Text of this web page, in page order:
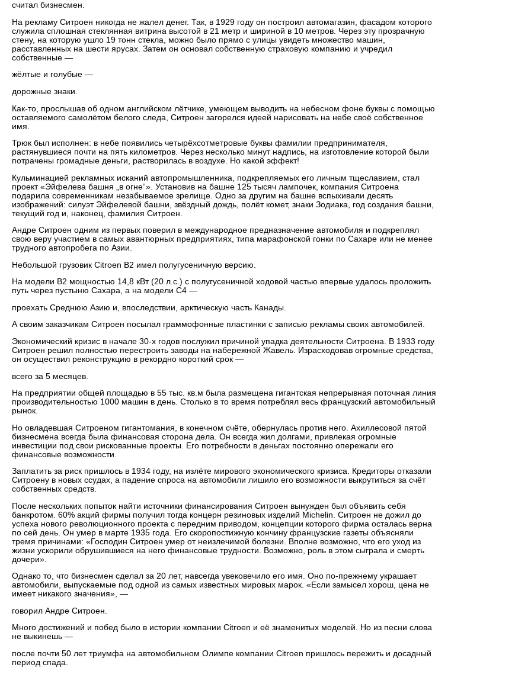
считал бизнесмен.
На рекламу Ситроен никогда не жалел денег. Так, в 1929 году он построил автомагазин, фасадом которого
служила сплошная стеклянная витрина высотой в 21 метр и шириной в 10 метров. Через эту прозрачную
стену, на которую ушло 19 тонн стекла, можно было прямо с улицы увидеть множество машин,
расставленных на шести ярусах. Затем он основал собственную страховую компанию и учредил
собственные —
жёлтые и голубые —
дорожные знаки.
Как-то, прослышав об одном английском лётчике, умеющем выводить на небесном фоне буквы с помощью
оставляемого самолётом белого следа, Ситроен загорелся идеей нарисовать на небе своё собственное
имя.
Трюк был исполнен: в небе появились четырёхсотметровые буквы фамилии предпринимателя,
растянувшиеся почти на пять километров. Через несколько минут надпись, на изготовление которой были
потрачены громадные деньги, растворилась в воздухе. Но какой эффект!
Кульминацией рекламных исканий автопромышленника, подкрепляемых его личным тщеславием, стал
проект «Эйфелева башня „в огне“». Установив на башне 125 тысяч лампочек, компания Ситроена
подарила современникам незабываемое зрелище. Одно за другим на башне вспыхивали десять
изображений: силуэт Эйфелевой башни, звёздный дождь, полёт комет, знаки Зодиака, год создания башни,
текущий год и, наконец, фамилия Ситроен.
Андре Ситроен одним из первых поверил в международное предназначение автомобиля и подкреплял
свою веру участием в самых авантюрных предприятиях, типа марафонской гонки по Сахаре или не менее
трудного автопробега по Азии.
Небольшой грузовик Citroen B2 имел полугусеничную версию.
На модели В2 мощностью 14,8 кВт (20 л.с.) с полугусеничной ходовой частью впервые удалось проложить
путь через пустыню Сахара, а на модели С4 —
проехать Среднюю Азию и, впоследствии, арктическую часть Канады.
А своим заказчикам Ситроен посылал граммофонные пластинки с записью рекламы своих автомобилей.
Экономический кризис в начале 30-х годов послужил причиной упадка деятельности Ситроена. В 1933 году
Ситроен решил полностью перестроить заводы на набережной Жавель. Израсходовав огромные средства,
он осуществил реконструкцию в рекордно короткий срок —
всего за 5 месяцев.
На предприятии общей площадью в 55 тыс. кв.м была размещена гигантская непрерывная поточная линия
производительностью 1000 машин в день. Столько в то время потреблял весь французский автомобильный
рынок.
Но овладевшая Ситроеном гигантомания, в конечном счёте, обернулась против него. Ахиллесовой пятой
бизнесмена всегда была финансовая сторона дела. Он всегда жил долгами, привлекая огромные
инвестиции под свои рискованные проекты. Его потребности в деньгах постоянно опережали его
финансовые возможности.
Заплатить за риск пришлось в 1934 году, на излёте мирового экономического кризиса. Кредиторы отказали
Ситроену в новых ссудах, а падение спроса на автомобили лишило его возможности выкрутиться за счёт
собственных средств.
После нескольких попыток найти источники финансирования Ситроен вынужден был объявить себя
банкротом. 60% акций фирмы получил тогда концерн резиновых изделий Michelin. Ситроен не дожил до
успеха нового революционного проекта с передним приводом, концепции которого фирма осталась верна
по сей день. Он умер в марте 1935 года. Его скоропостижную кончину французские газеты объясняли
тремя причинами: «Господин Ситроен умер от неизлечимой болезни. Вполне возможно, что его уход из
жизни ускорили обрушившиеся на него финансовые трудности. Возможно, роль в этом сыграла и смерть
дочери».
Однако то, что бизнесмен сделал за 20 лет, навсегда увековечило его имя. Оно по-прежнему украшает
автомобили, выпускаемые под одной из самых известных мировых марок. «Если замысел хорош, цена не
имеет никакого значения», —
говорил Андре Ситроен.
Много достижений и побед было в истории компании Citroen и её знаменитых моделей. Но из песни слова
не выкинешь —
после почти 50 лет триумфа на автомобильном Олимпе компании Citroen пришлось пережить и досадный
период спада.